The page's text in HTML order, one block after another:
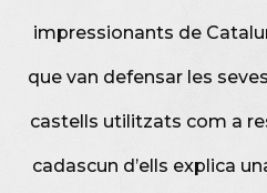
impressionants de
que van defensar les
castells utilitzats com a
cadascun d’ells explica